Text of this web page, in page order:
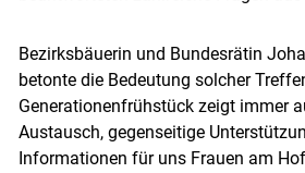
Bezirksbäuerin und Bundesrätin
betonte die Bedeutung solcher
Generationenfrühstück zeigt immer
Austausch, gegenseitige
Informationen für uns Frauen am